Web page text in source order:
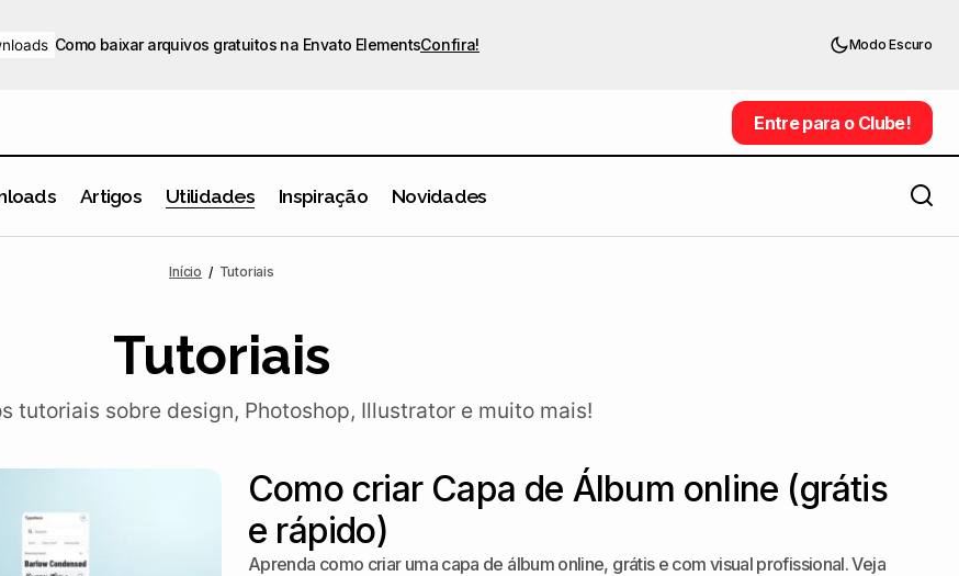
Como baixar arquivos gratuitos na Envato ElementsConfira! Modo Escuro
Entre para o Clube!
Entre para o Clube!
Artigos Utilidades Inspiração Novidades
Início Tutoriais
Tutoriais
tutoriais sobre design, Photoshop, Illustrator e muito mais!
Como criar Capa de Álbum online (grátis
e rápido)
Aprenda como criar uma capa de álbum online, grátis e com visual profissional. Veja